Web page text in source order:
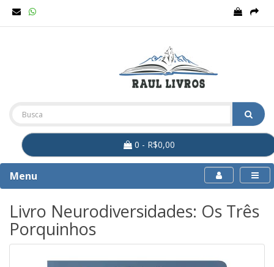
0 - R$0,00
Menu
Livro Neurodiversidades: Os Três
Porquinhos